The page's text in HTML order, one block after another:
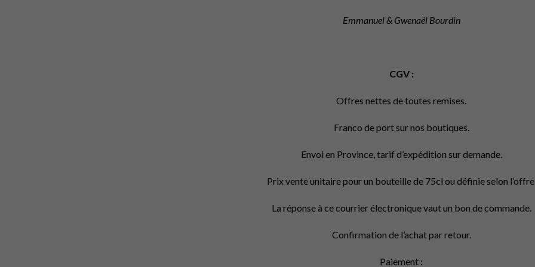
Emmanuel & Gwenaël Bourdin
CGV :
Offres nettes de toutes remises.
Franco de port sur nos boutiques.
Envoi en Province, tarif d’expédition sur demande.
Prix vente unitaire pour un bouteille de 75cl ou définie selon
La réponse à ce courrier électronique vaut un bon de commande.
Confirmation de l’achat par retour.
Paiement :